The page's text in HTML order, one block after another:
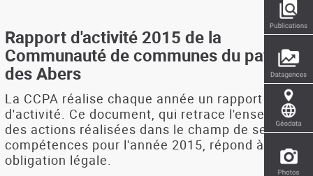
Rapport d'activité 2015 de la
Communauté de communes du pays
des Abers
La CCPA réalise chaque année un rapport
d'activité. Ce document, qui retrace l'ensemble
des actions réalisées dans le champ de ses
compétences pour l'année 2015, répond à une
obligation légale.